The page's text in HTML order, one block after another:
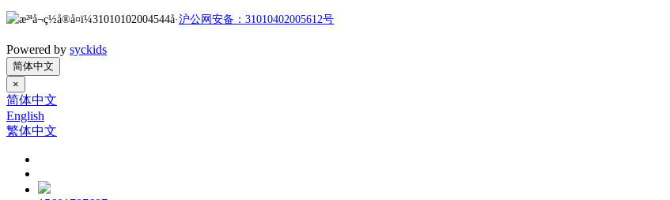
沪公网安备：31010402005612号
Powered by syckids
简体中文
×
简体中文
English
繁体中文